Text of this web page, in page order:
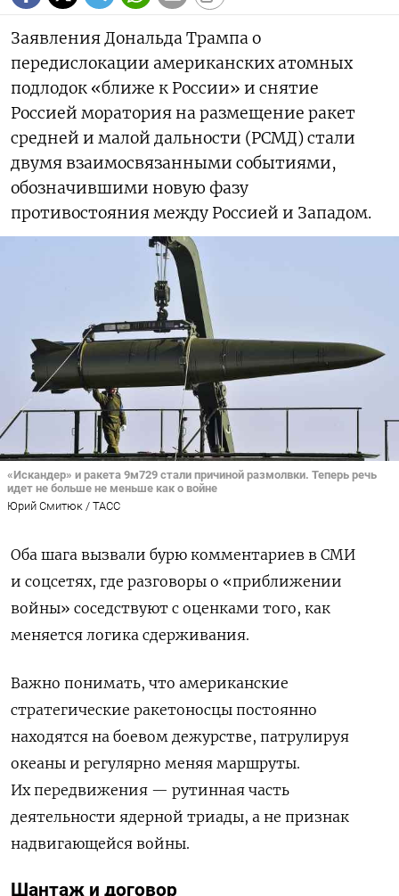
Заявления Дональда Трампа о
передислокации американских атомных
подлодок «ближе к России» и снятие
Россией моратория на размещение ракет
средней и малой дальности (РСМД) стали
двумя взаимосвязанными событиями,
обозначившими новую фазу
противостояния между Россией и Западом.
«Искандер» и ракета 9м729 стали причиной размолвки. Теперь речь
идет не больше не меньше как о войне
Юрий Смитюк / ТАСС
Оба шага вызвали бурю комментариев в СМИ
и соцсетях, где разговоры о «приближении
войны» соседствуют с оценками того, как
меняется логика сдерживания.
Важно понимать, что американские
стратегические ракетоносцы постоянно
находятся на боевом дежурстве, патрулируя
океаны и регулярно меняя маршруты.
Их передвижения — рутинная часть
деятельности ядерной триады, а не признак
надвигающейся войны.
Шантаж и договор